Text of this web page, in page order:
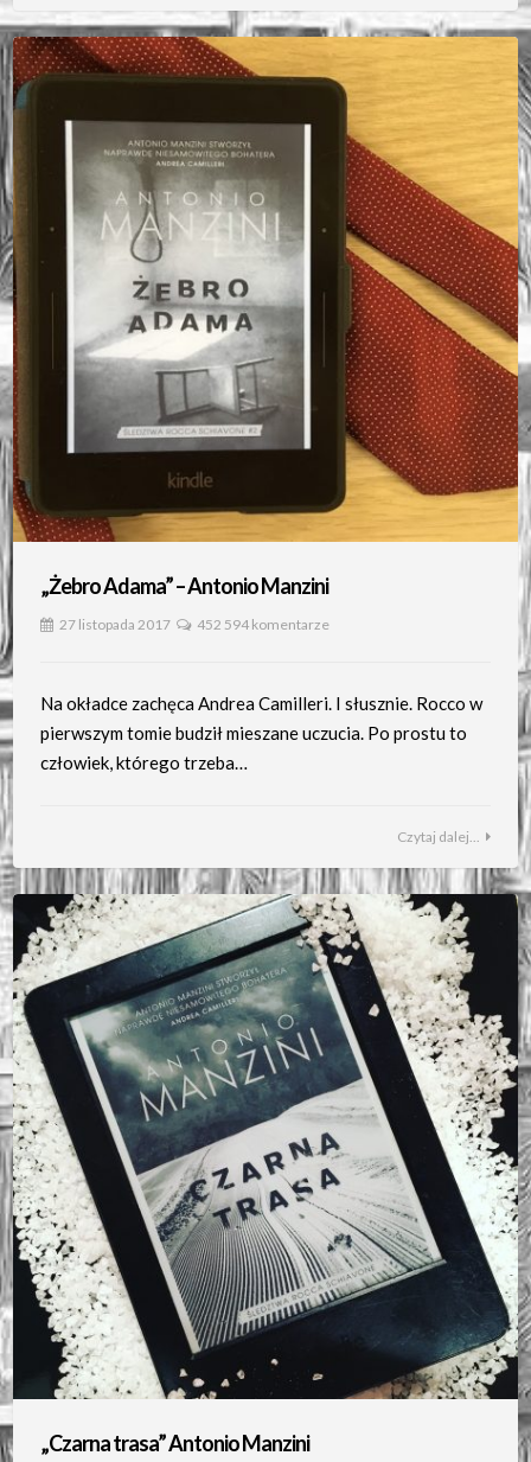
„Żebro Adama” – Antonio Manzini
27 listopada 2017 452 594 komentarze
Na okładce zachęca Andrea Camilleri. I słusznie. Rocco w
pierwszym tomie budził mieszane uczucia. Po prostu to
człowiek, którego trzeba…
Czytaj dalej...
„Czarna trasa” Antonio Manzini